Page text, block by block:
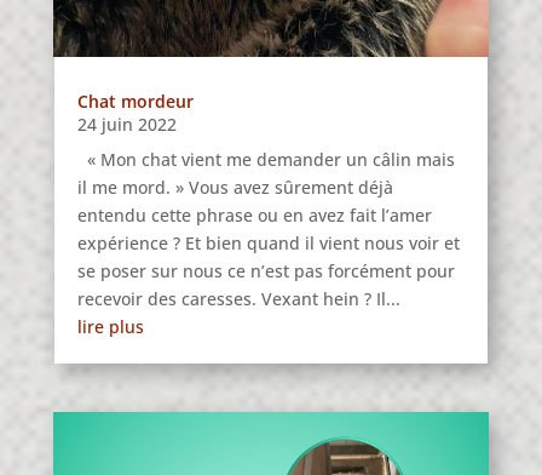
Chat mordeur
24 juin 2022
« Mon chat vient me demander un câlin mais
il me mord. » Vous avez sûrement déjà
entendu cette phrase ou en avez fait l’amer
expérience ? Et bien quand il vient nous voir et
se poser sur nous ce n’est pas forcément pour
recevoir des caresses. Vexant hein ? Il...
lire plus